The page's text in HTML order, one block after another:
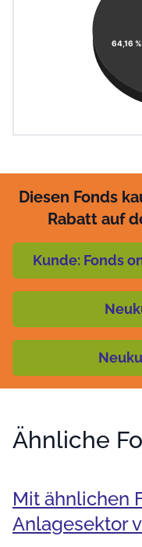
64,16 %
Diesen Fonds
Rabatt auf
Kunde: Fonds
Ähnliche
Mit ähnlichen
Anlagesektor